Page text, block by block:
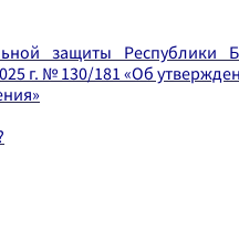
защиты Республики
г. № 130/181 «Об